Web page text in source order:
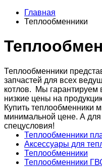
Главная
Теплообменники
Теплообменники
запчастей для всех
котлов. Мы гарантируем
низкие цены на
Купить теплообменники
минимальной цене. А
спецусловия!
Теплообменники
Аксессуары для
Теплообменники
Теплообменники